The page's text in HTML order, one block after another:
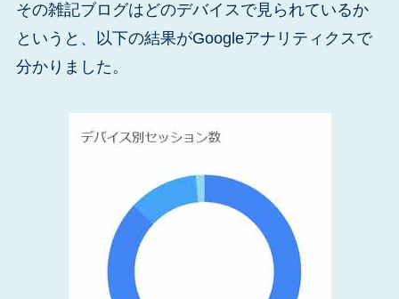
その雑記ブログはどのデバイスで見られているか
というと、以下の結果がGoogleアナリティクスで
分かりました。